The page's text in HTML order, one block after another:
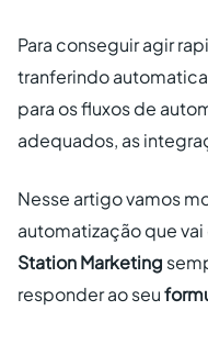
Para conseguir agir
tranferindo
para os fluxos de
adequados, as
Nesse artigo vamos
automatização que vai
Station Marketing
responder ao seu